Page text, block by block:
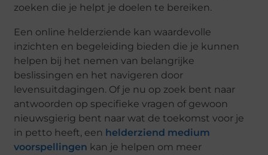
zoeken die je helpt je doelen te bereiken.
Een online helderziende kan waardevolle
inzichten en begeleiding bieden die je kunnen
helpen bij het nemen van belangrijke
beslissingen en het navigeren door
levensuitdagingen. Of je nu op zoek bent naar
antwoorden op specifieke vragen of gewoon
nieuwsgierig bent naar wat de toekomst voor je
in petto heeft, een helderziend medium
voorspellingen kan je helpen om meer